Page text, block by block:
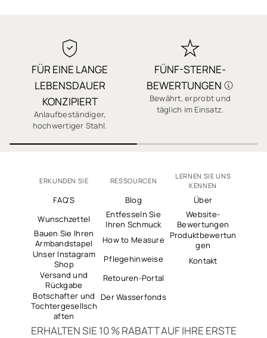
✓ Qualität, auf die Sie sich verlassen können
✓ Sichere Bezahlung
✓ Tausende 5-Sterne-Bewertungen
FÜR EINE LANGE
LEBENSDAUER
KONZIPIERT
Anlaufbeständiger,
hochwertiger Stahl.
FÜNF-STERNE-
BEWERTUNGEN
Bewährt, erprobt und
täglich im Einsatz.
ERKUNDEN SIE
FAQ'S
Wunschzettel
Bauen Sie Ihren
Armbandstapel
Unser Instagram
Shop
Versand und
Rückgabe
Botschafter und
Tochtergesellsch
aften
RESSOURCEN
Blog
Entfesseln Sie
Ihren Schmuck
How to Measure
Pflegehinweise
Retouren-Portal
Der Wasserfonds
LERNEN SIE UNS
KENNEN
Über
Website-
Bewertungen
Produktbewertun
gen
Kontakt
ERHALTEN SIE 10 % RABATT AUF IHRE ERSTE